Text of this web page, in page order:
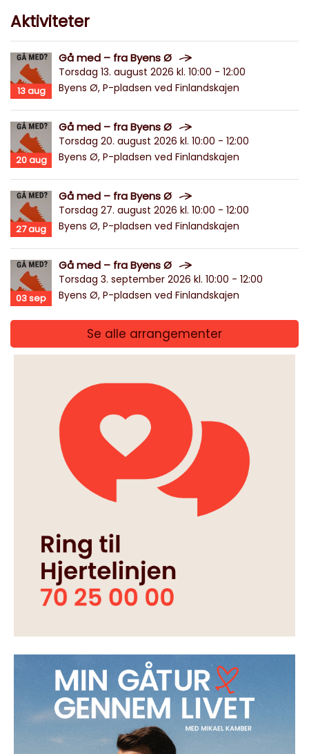
Aktiviteter
13aug
Gå med – fra Byens Ø
Torsdag 13. august 2026 kl. 10:00 - 12:00
Byens Ø, P-pladsen ved Finlandskajen
20aug
Gå med – fra Byens Ø
Torsdag 20. august 2026 kl. 10:00 - 12:00
Byens Ø, P-pladsen ved Finlandskajen
27aug
Gå med – fra Byens Ø
Torsdag 27. august 2026 kl. 10:00 - 12:00
Byens Ø, P-pladsen ved Finlandskajen
03sep
Gå med – fra Byens Ø
Torsdag 3. september 2026 kl. 10:00 - 12:00
Byens Ø, P-pladsen ved Finlandskajen
Se alle arrangementer